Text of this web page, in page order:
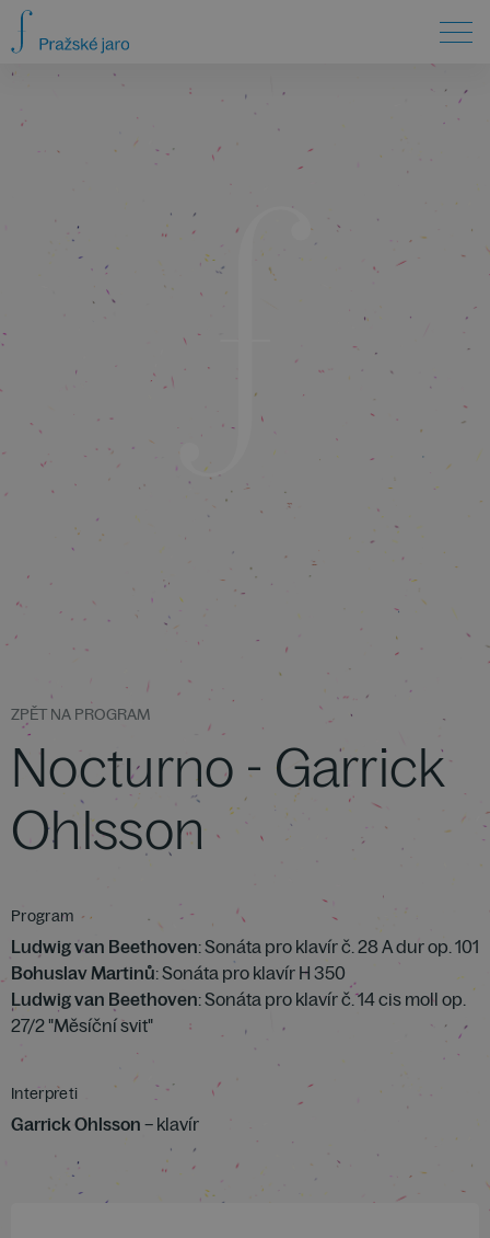
ZPĚT NA PROGRAM
Nocturno - Garrick
Ohlsson
Program
Ludwig van Beethoven: Sonáta pro klavír č. 28 A dur op. 101
Bohuslav Martinů: Sonáta pro klavír H 350
Ludwig van Beethoven: Sonáta pro klavír č. 14 cis moll op.
27/2 "Měsíční svit"
Interpreti
Garrick Ohlsson – klavír